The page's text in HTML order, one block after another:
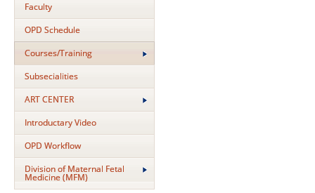
Faculty
OPD Schedule
Courses/Training
Subsecialities
ART CENTER
Introductary Video
OPD Workflow
Division of Maternal Fetal
Medicine (MFM)